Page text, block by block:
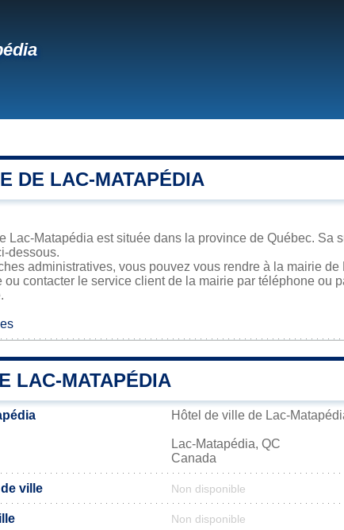
DE LAC-MATAPÉDIA
Lac-Matapédia est située dans la province de Québec. Sa
dessous.
administratives, vous pouvez vous rendre à la mairie
ou contacter le service client de la mairie par téléphone ou
LAC-MATAPÉDIA
Hôtel de ville de Lac-
Lac-Matapédia, QC
Canada
ville Non disponible
Non disponible